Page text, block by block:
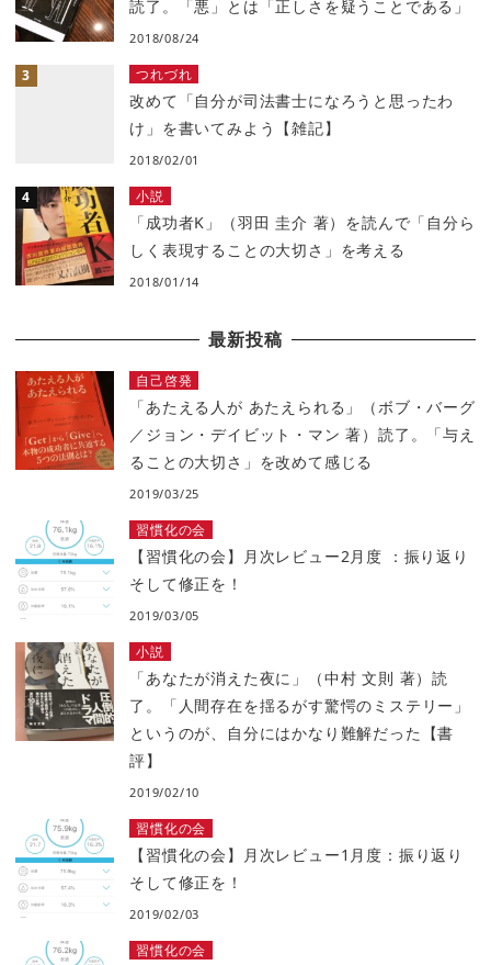
読了。「悪」とは「正しさを疑うことである」
2018/08/24
つれづれ
改めて「自分が司法書士になろうと思ったわ
け」を書いてみよう【雑記】
2018/02/01
小説
「成功者K」（羽田 圭介 著）を読んで「自分ら
しく表現することの大切さ」を考える
2018/01/14
最新投稿
自己啓発
「あたえる人が あたえられる」（ボブ・バーグ
／ジョン・デイビット・マン 著）読了。「与え
ることの大切さ」を改めて感じる
2019/03/25
習慣化の会
【習慣化の会】月次レビュー2月度 ：振り返り
そして修正を！
2019/03/05
小説
「あなたが消えた夜に」（中村 文則 著）読
了。「人間存在を揺るがす驚愕のミステリー」
というのが、自分にはかなり難解だった【書
評】
2019/02/10
習慣化の会
【習慣化の会】月次レビュー1月度：振り返り
そして修正を！
2019/02/03
習慣化の会